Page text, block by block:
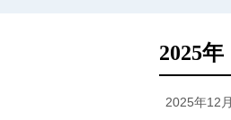
2025年
2025年12